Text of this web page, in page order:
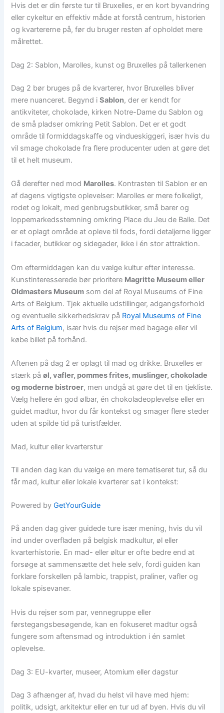
Hvis det er din første tur til Bruxelles, er en kort byvandring
eller cykeltur en effektiv måde at forstå centrum, historien
og kvartererne på, før du bruger resten af opholdet mere
målrettet.
Dag 2: Sablon, Marolles, kunst og Bruxelles på tallerkenen
Dag 2 bør bruges på de kvarterer, hvor Bruxelles bliver
mere nuanceret. Begynd iSablon, der er kendt for
antikviteter, chokolade, kirken Notre-Dame du Sablon og
de små pladser omkring Petit Sablon. Det er et godt
område til formiddagskaffe og vindueskiggeri, især hvis du
vil smage chokolade fra flere producenter uden at gøre det
til et helt museum.
Gå derefter ned mod Marolles. Kontrasten til Sablon er en
af dagens vigtigste oplevelser: Marolles er mere folkeligt,
rodet og lokalt, med genbrugsbutikker, små barer og
loppemarkedsstemning omkring Place du Jeu de Balle. Det
er et oplagt område at opleve til fods, fordi detaljerne ligger
i facader, butikker og sidegader, ikke i én stor attraktion.
Om eftermiddagen kan du vælge kultur efter interesse.
Kunstinteresserede bør prioritere Magritte Museum eller
Oldmasters Museum som del af Royal Museums of Fine
Arts of Belgium. Tjek aktuelle udstillinger, adgangsforhold
og eventuelle sikkerhedskrav på Royal Museums of Fine
Arts of Belgium, især hvis du rejser med bagage eller vil
købe billet på forhånd.
Aftenen på dag 2 er oplagt til mad og drikke. Bruxelles er
stærk påøl, vafler, pommes frites, muslinger, chokolade
og moderne bistroer, men undgå at gøre det til en tjekliste.
Vælg hellere én god ølbar, én chokoladeoplevelse eller en
guidet madtur, hvor du får kontekst og smager flere steder
uden at spilde tid på turistfælder.
Mad, kultur eller kvarterstur
Til anden dag kan du vælge en mere tematiseret tur, så du
får mad, kultur eller lokale kvarterer sat i kontekst:
Powered byGetYourGuide
På anden dag giver guidede ture især mening, hvis du vil
ind under overfladen på belgisk madkultur, øl eller
kvarterhistorie. En mad- eller øltur er ofte bedre end at
forsøge at sammensætte det hele selv, fordi guiden kan
forklare forskellen på lambic, trappist, praliner, vafler og
lokale spisevaner.
Hvis du rejser som par, vennegruppe eller
førstegangsbesøgende, kan en fokuseret madtur også
fungere som aftensmad og introduktion i én samlet
oplevelse.
Dag 3: EU-kvarter, museer, Atomium eller dagstur
Dag 3 afhænger af, hvad du helst vil have med hjem:
politik, udsigt, arkitektur eller en tur ud af byen. Hvis du vil